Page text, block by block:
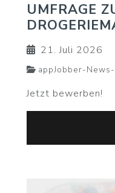
UMFRAGE
21. Juli 2026
appJobber-News-
Jetzt bewerben!